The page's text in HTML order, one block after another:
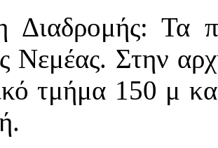
Διαδρομής: Τα
Νεμέας. Στην
τμήμα 150 μ